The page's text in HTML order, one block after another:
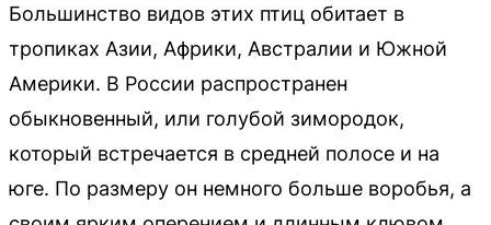
Большинство видов этих птиц обитает в
тропиках Азии, Африки, Австралии и Южной
Америки. В России распространен
обыкновенный, или голубой зимородок,
который встречается в средней полосе и на
юге. По размеру он немного больше воробья, а